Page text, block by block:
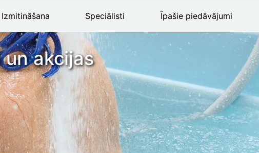
menu
Izmitināšana Speciālisti Īpašie piedāvājumi
un akcijas